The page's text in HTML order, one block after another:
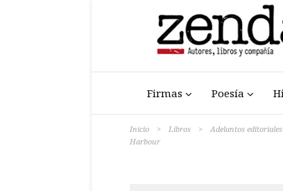
Firmas Poesía
Inicio > Libros > Adelantos editoriales
Harbour